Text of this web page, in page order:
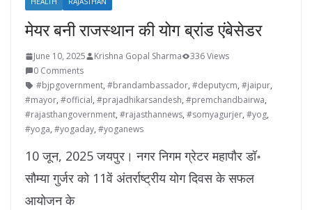
मेयर बनी राजस्थान की योग ब्रांड एंबेसेडर
June 10, 2025 Krishna Gopal Sharma
336 Views
0 Comments
#bjpgovernment, #brandambassador, #deputycm, #jaipur,
#mayor, #official, #prajadhikarsandesh, #premchandbairwa,
#rajasthangovernment, #rajasthannews, #somyagurjer, #yog,
#yoga, #yogaday, #yoganews
10 जून, 2025 जयपुर। नगर निगम ग्रेटर महापौर डॉ॰
सौम्या गुर्जर को 11वें अंतर्राष्ट्रीय योग दिवस के सफल
आयोजन के